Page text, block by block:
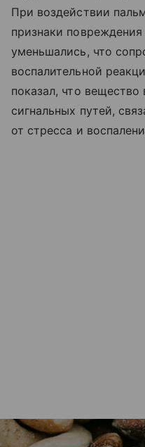
При воздействии
признаки повреждения
уменьшались, что
воспалительной
показал, что вещество
сигнальных путей,
от стресса и